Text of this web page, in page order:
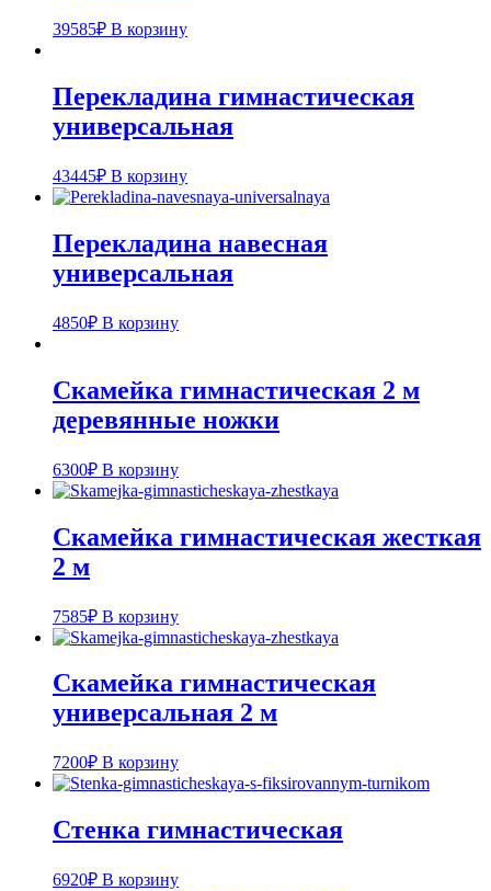
39585₽ В корзину
Перекладина гимнастическая
универсальная
43445₽ В корзину
Перекладина навесная
универсальная
4850₽ В корзину
Скамейка гимнастическая 2 м
деревянные ножки
6300₽ В корзину
Скамейка гимнастическая жесткая
2 м
7585₽ В корзину
Скамейка гимнастическая
универсальная 2 м
7200₽ В корзину
Стенка гимнастическая
6920₽ В корзину